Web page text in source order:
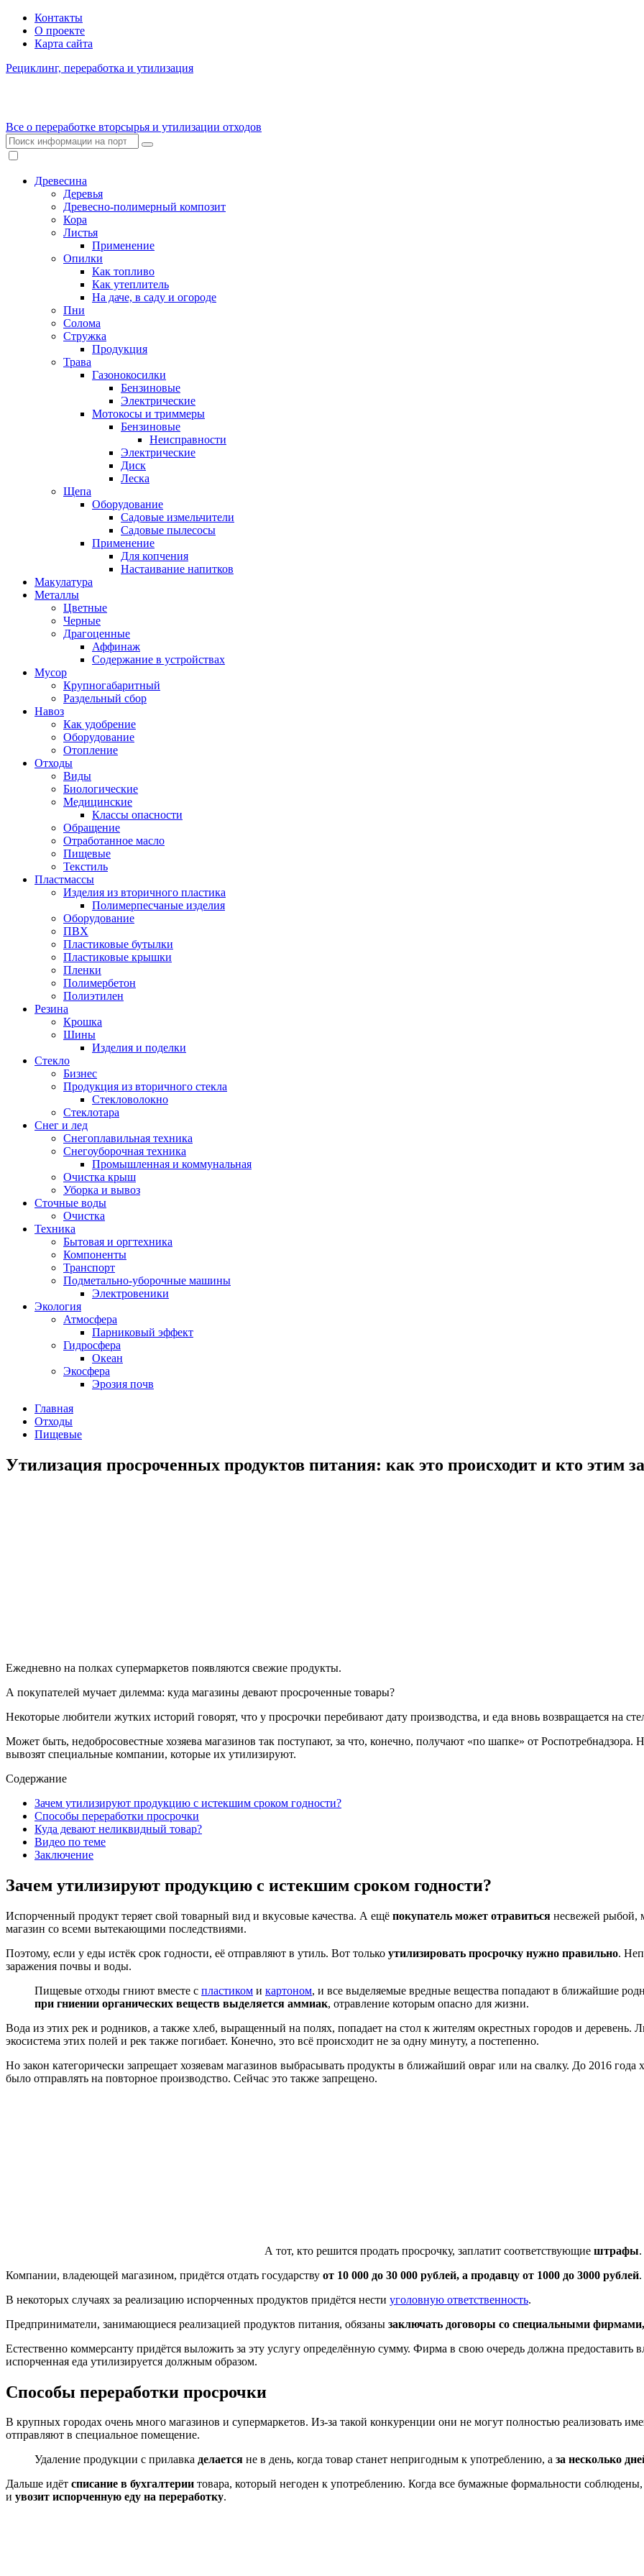
Контакты
О проекте
Карта сайта
Рециклинг, переработка и утилизация
Все о переработке вторсырья и утилизации отходов
Древесина
Деревья
Древесно-полимерный композит
Кора
Листья
Применение
Опилки
Как топливо
Как утеплитель
На даче, в саду и огороде
Пни
Солома
Стружка
Продукция
Трава
Газонокосилки
Бензиновые
Электрические
Мотокосы и триммеры
Бензиновые
Неисправности
Электрические
Диск
Леска
Щепа
Оборудование
Садовые измельчители
Садовые пылесосы
Применение
Для копчения
Настаивание напитков
Макулатура
Металлы
Цветные
Черные
Драгоценные
Аффинаж
Содержание в устройствах
Мусор
Крупногабаритный
Раздельный сбор
Навоз
Как удобрение
Оборудование
Отопление
Отходы
Виды
Биологические
Медицинские
Классы опасности
Обращение
Отработанное масло
Пищевые
Текстиль
Пластмассы
Изделия из вторичного пластика
Полимерпесчаные изделия
Оборудование
ПВХ
Пластиковые бутылки
Пластиковые крышки
Пленки
Полимербетон
Полиэтилен
Резина
Крошка
Шины
Изделия и поделки
Стекло
Бизнес
Продукция из вторичного стекла
Стекловолокно
Стеклотара
Снег и лед
Снегоплавильная техника
Снегоуборочная техника
Промышленная и коммунальная
Очистка крыш
Уборка и вывоз
Сточные воды
Очистка
Техника
Бытовая и оргтехника
Компоненты
Транспорт
Подметально-уборочные машины
Электровеники
Экология
Атмосфера
Парниковый эффект
Гидросфера
Океан
Экосфера
Эрозия почв
Главная
Отходы
Пищевые
Утилизация просроченных продуктов питания: как это происходит и кто этим
Ежедневно на полках супермаркетов появляются свежие продукты.
А покупателей мучает дилемма: куда магазины девают просроченные товары?
Некоторые любители жутких историй говорят, что у просрочки перебивают дату производства, и еда вновь возвращается на
Может быть, недобросовестные хозяева магазинов так поступают, за что, конечно, получают «по шапке» от
вывозят специальные компании, которые их утилизируют.
Содержание
Зачем утилизируют продукцию с истекшим сроком годности?
Способы переработки просрочки
Куда девают неликвидный товар?
Видео по теме
Заключение
Зачем утилизируют продукцию с истекшим сроком годности?
Испорченный продукт теряет свой товарный вид и вкусовые качества. А ещё покупатель может отравиться несвежей рыбой,
магазин со всеми вытекающими последствиями.
Поэтому, если у еды истёк срок годности, её отправляют в утиль. Вот только утилизировать просрочку нужно правильно.
заражения почвы и воды.
Пищевые отходы гниют вместе с пластиком и картоном, и все выделяемые вредные вещества попадают в ближайшие
при гниении органических веществ выделяется аммиак, отравление которым опасно для жизни.
Вода из этих рек и родников, а также хлеб, выращенный на полях, попадает на стол к жителям окрестных городов и
экосистема этих полей и рек также погибает. Конечно, это всё происходит не за одну минуту, а постепенно.
Но закон категорически запрещает хозяевам магазинов выбрасывать продукты в ближайший овраг или на свалку. До 2016
было отправлять на повторное производство. Сейчас это также запрещено.
А тот, кто решится продать просрочку, заплатит соответствующие штрафы.
Компании, владеющей магазином, придётся отдать государству от 10 000 до 30 000 рублей, а продавцу от 1000 до 3000 рублей.
В некоторых случаях за реализацию испорченных продуктов придётся нести уголовную ответственность.
Предприниматели, занимающиеся реализацией продуктов питания, обязаны заключать договоры со специальными
Естественно коммерсанту придётся выложить за эту услугу определённую сумму. Фирма в свою очередь должна
испорченная еда утилизируется должным образом.
Способы переработки просрочки
В крупных городах очень много магазинов и супермаркетов. Из-за такой конкуренции они не могут полностью реализовать
отправляют в специальное помещение.
Удаление продукции с прилавка делается не в день, когда товар станет непригодным к употреблению, а за несколько
Дальше идёт списание в бухгалтерии товара, который негоден к употреблению. Когда все бумажные формальности
и увозит испорченную еду на переработку.